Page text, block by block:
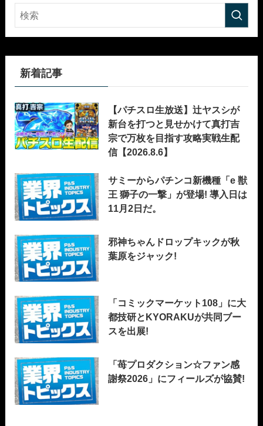
新着記事
【パチスロ生放送】辻ヤスシが
新台を打つと見せかけて真打吉
宗で万枚を目指す攻略実戦生配
信【2026.8.6】
サミーからパチンコ新機種「e 獣
王 獅子の一撃」が登場! 導入日は
11月2日だ。
邪神ちゃんドロップキックが秋
葉原をジャック!
「コミックマーケット108」に大
都技研とKYORAKUが共同ブー
スを出展!
「苺プロダクション☆ファン感
謝祭2026」にフィールズが協賛!